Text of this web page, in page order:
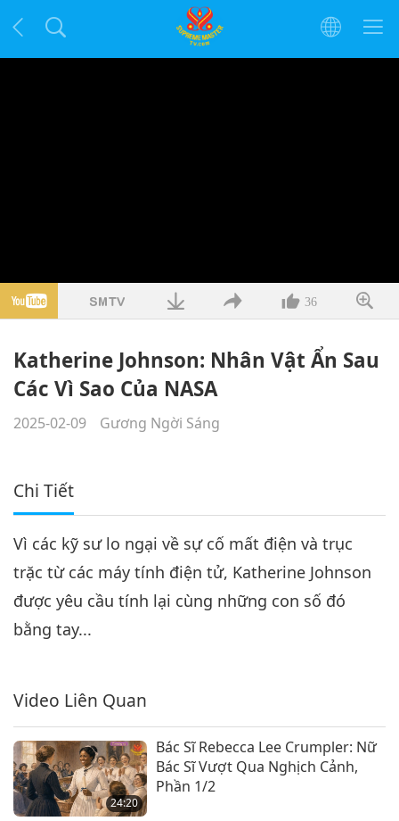
36
Katherine Johnson: Nhân Vật Ẩn Sau
Các Vì Sao Của NASA
2025-02-09 Gương Ngời Sáng
Chi Tiết
Vì các kỹ sư lo ngại về sự cố mất điện và trục
trặc từ các máy tính điện tử, Katherine Johnson
được yêu cầu tính lại cùng những con số đó
bằng tay...
Video Liên Quan
24:20
Bác Sĩ Rebecca Lee Crumpler: Nữ
Bác Sĩ Vượt Qua Nghịch Cảnh,
Phần 1/2